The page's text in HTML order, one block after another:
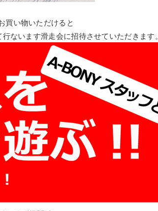
買い物いただけると
ないます滑走会に招待させていただきます。